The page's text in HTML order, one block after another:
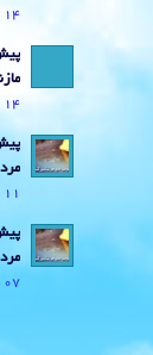
14 مرداد 1405 - 12:17 ب.ظ
14 مرداد 1405 - 10:00 ق.ظ
مرداد
11 مرداد 1405 - 12:22 ب.ظ
مرداد
07 مرداد 1405 - 11:54 ق.ظ